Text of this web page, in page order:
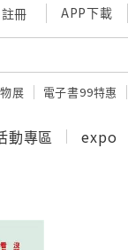
註冊 APP下載
展 電子書99特惠
動專區 expo